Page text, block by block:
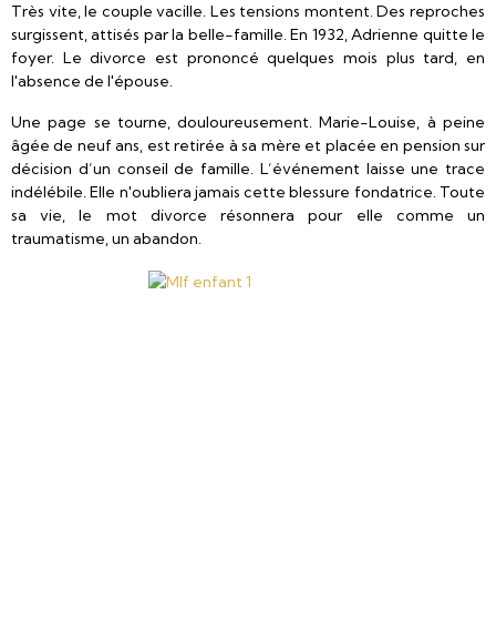
Très vite, le couple vacille. Les tensions montent. Des reproches
surgissent, attisés par la belle-famille. En 1932, Adrienne quitte le
foyer. Le divorce est prononcé quelques mois plus tard, en
l'absence de l'épouse.
Une page se tourne, douloureusement. Marie-Louise, à peine
âgée de neuf ans, est retirée à sa mère et placée en pension sur
décision d’un conseil de famille. L’événement laisse une trace
indélébile. Elle n'oubliera jamais cette blessure fondatrice. Toute
sa vie, le mot divorce résonnera pour elle comme un
traumatisme, un abandon.